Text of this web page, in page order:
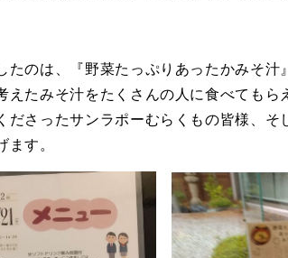
のは、『野菜たっぷりあったかみそ汁
えたみそ汁をたくさんの人に食べても
ださったサンラポーむらくもの皆様、
す。